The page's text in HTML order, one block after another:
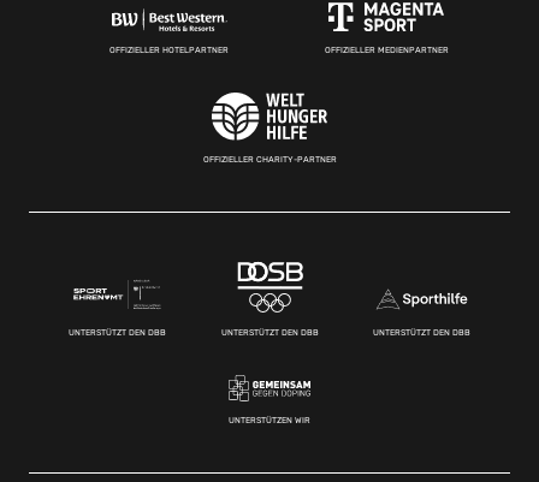
OFFIZIELLER HOTELPARTNER OFFIZIELLER MEDIENPARTNER
OFFIZIELLER CHARITY-PARTNER
UNTERSTÜTZT DEN DBB UNTERSTÜTZT DEN DBB UNTERSTÜTZT DEN DBB
UNTERSTÜTZEN WIR